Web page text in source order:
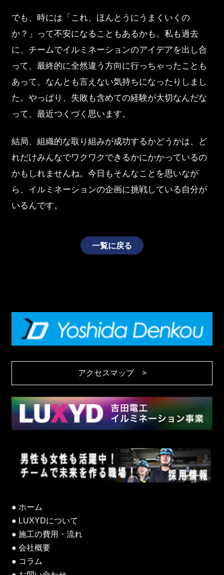
でも、時には「これ、ほんとうにうまくいくの
か？」って不安になることもあるかも。私も過去
に、チームでイルミネーションのアイデアを出し合
って、最終的に全然違う方向に行っちゃったことも
あって、なんとも言えない気持ちになったりしまし
た。やっぱり、失敗も含めての経験が大切なんだな
って、最近つくづく思います。
結局、組織的な取り組みが成功するかどうかは、ど
れだけみんなでワクワクできるかにかかっているの
かもしれませんね。今日もそんなことを思いなが
ら、イルミネーションの企画に挑戦している自分が
いるんです。
一覧に戻る
アクセスマップ >
ホーム
LUXYDについて
施工の費用・流れ
会社概要
コラム